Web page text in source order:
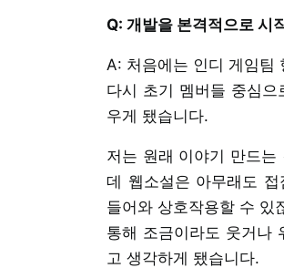
Q: 개발을 본격적으로 시
A: 처음에는 인디 게임팀
다시 초기 멤버들 중심으
우게 됐습니다.
저는 원래 이야기 만드
데 웹소설은 아무래도
들어와 상호작용할 수 있
통해 조금이라도 웃거나
고 생각하게 됐습니다.